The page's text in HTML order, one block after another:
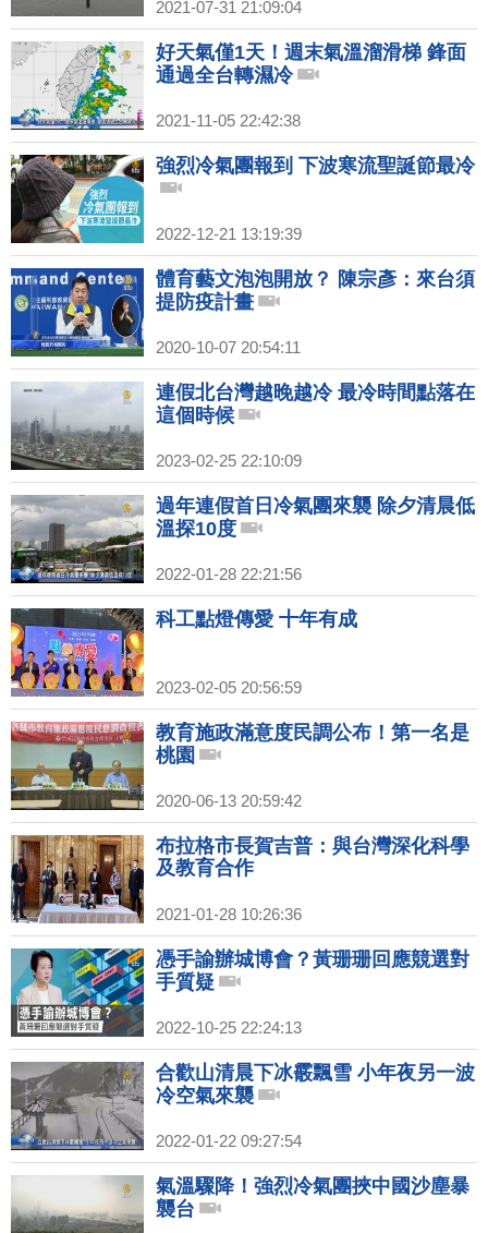
2021-07-31 21:09:04
好天氣僅1天！週末氣溫溜滑梯 鋒面
通過全台轉濕冷
2021-11-05 22:42:38
強烈冷氣團報到 下波寒流聖誕節最冷
2022-12-21 13:19:39
體育藝文泡泡開放？ 陳宗彥：來台須
提防疫計畫
2020-10-07 20:54:11
連假北台灣越晚越冷 最冷時間點落在
這個時候
2023-02-25 22:10:09
過年連假首日冷氣團來襲 除夕清晨低
溫探10度
2022-01-28 22:21:56
科工點燈傳愛 十年有成
2023-02-05 20:56:59
教育施政滿意度民調公布！第一名是
桃園
2020-06-13 20:59:42
布拉格市長賀吉普：與台灣深化科學
及教育合作
2021-01-28 10:26:36
憑手諭辦城博會？黃珊珊回應競選對
手質疑
2022-10-25 22:24:13
合歡山清晨下冰霰飄雪 小年夜另一波
冷空氣來襲
2022-01-22 09:27:54
氣溫驟降！強烈冷氣團挾中國沙塵暴
襲台